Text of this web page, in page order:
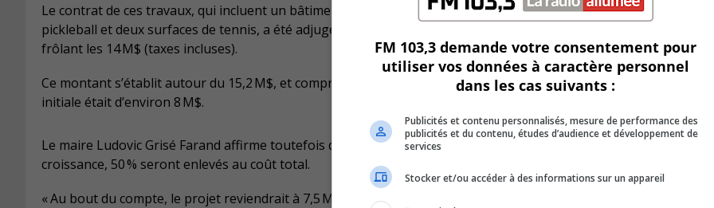
Le contrat de ces travaux, qui incluent un bâtiment de service et divers plateaux sportifs, dont huit terrains de
pickleball et deux surfaces de tennis, a été adjugé par le conseil municipal à Les Entreprises QMD inc. pour un
frôlant les 14 M$ (taxes incluses).
Ce montant s’établit autour du 15,2 M$, et comprend une contingence de 5 % du coût du projet, alors que la
initiale était d’environ 8 M$.
Le maire Ludovic Grisé Farand affirme toutefois qu’avec l’arrivée des redevances au développement, soit les
croissance, 50 % seront enlevés au coût total.
« Au bout du compte, le projet reviendrait à 7,5 M$ » a-t-il proclamé.
FM 103,3 demande votre consentement pour
utiliser vos données à caractère personnel
dans les cas suivants :
Publicités et contenu personnalisés, mesure de performance des
publicités et du contenu, études d’audience et développement de
services
Stocker et/ou accéder à des informations sur un appareil